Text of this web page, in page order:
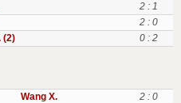
2 : 1
2 : 0
(2) 0 : 2
Wang X.
2 : 0